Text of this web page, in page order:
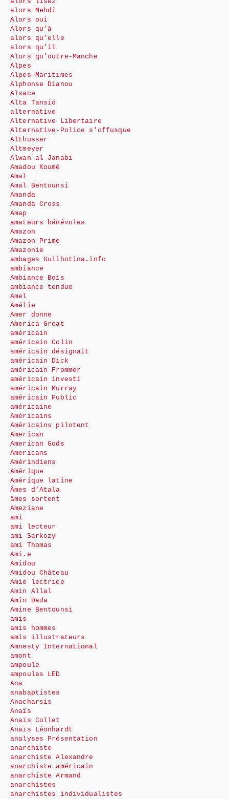
alors Mehdi
Alors oui
Alors qu’à
alors qu’elle
alors qu’il
Alors qu’outre-Manche
Alpes
Alpes-Maritimes
Alphonse Dianou
Alsace
Alta Tansió
alternative
Alternative Libertaire
Alternative-Police s’offusque
Althusser
Altmeyer
Alwan al-Janabi
Amadou Koumé
Amal
Amal Bentounsi
Amanda
Amanda Cross
Amap
amateurs bénévoles
Amazon
Amazon Prime
Amazonie
ambages Guilhotina.info
ambiance
Ambiance Bois
ambiance tendue
Amel
Amélie
Amer donne
America Great
américain
américain Colin
américain désignait
américain Dick
américain Frommer
américain investi
américain Murray
américain Public
américaine
Américains
Américains pilotent
American
American Gods
Americans
Amérindiens
Amérique
Amérique latine
Âmes d’Atala
âmes sortent
Ameziane
ami
ami lecteur
ami Sarkozy
ami Thomas
Ami.e
Amidou
Amidou Château
Amie lectrice
Amin Allal
Amin Dada
Amine Bentounsi
amis
amis hommes
amis illustrateurs
Amnesty International
amont
ampoule
ampoules LED
Ana
anabaptistes
Anacharsis
Anaïs
Anaïs Collet
Anaïs Léonhardt
analyses Présentation
anarchiste
anarchiste Alexandre
anarchiste américain
anarchiste Armand
anarchistes
anarchistes individualistes